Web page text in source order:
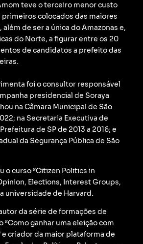
teve o terceiro menor custo
colocados das maiores
de ser a única do Amazonas e,
do Norte, a figurar entre os 20
de candidatos a prefeito das
foi o consultor responsável
presidencial de Soraya
na Câmara Municipal de São
na Secretaria Executiva de
de SP de 2013 a 2016; e
da Segurança Pública de São
o curso “Citizen Politics in
Elections, Interest Groups,
universidade de Harvard.
da série de formações de
“Como ganhar uma eleição com
criador da maior plataforma de